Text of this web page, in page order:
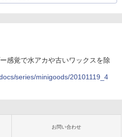
感覚で水アカや古いワックスを除
series/minigoods/20101119_4
お問い合わせ